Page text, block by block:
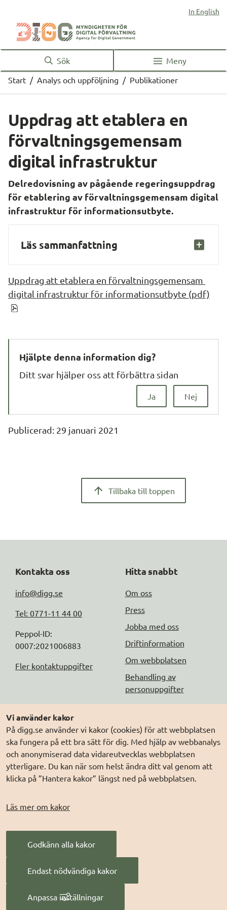
Vi använder kakor
På digg.se använder vi kakor (cookies) för att webbplatsen
ska fungera på ett bra sätt för dig. Med hjälp av webbanalys
och anonymiserad data vidareutvecklas webbplatsen
ytterligare. Du kan när som helst ändra ditt val genom att
klicka på ”Hantera kakor” längst ned på webbplatsen.
Läs mer om kakor
Godkänn alla kakor
Endast nödvändiga kakor
Anpassa inställningar
In English
Sök
Meny
Start / Analys och uppföljning / Publikationer
Uppdrag att etablera en
förvaltningsgemensam
digital infrastruktur
Delredovisning av pågående regeringsuppdrag
för etablering av förvaltningsgemensam digital
infrastruktur för informationsutbyte.
Läs sammanfattning
Uppdrag att etablera en förvaltningsgemensam
digital infrastruktur för informationsutbyte (pdf)
Hjälpte denna information dig?
Nej
Ja
Ditt svar hjälper oss att förbättra sidan
Publicerad: 29 januari 2021
Tillbaka till toppen
Kontakta oss
info@digg.se
Tel: 0771-11 44 00
Peppol-ID:
0007:2021006883
Fler kontaktuppgifter
Hitta snabbt
Om oss
Press
Jobba med oss
Driftinformation
Om webbplatsen
Behandling av
personuppgifter
Följ oss
DIGG på
Prenumerera på nyheter
DIGG på
LinkedIn
DIGG på
PressMachine
DIGG på
Digg play
Elegitimation.se
Min myndighetspost
Sveriges dataportal
Sweden Connect
förvaltning